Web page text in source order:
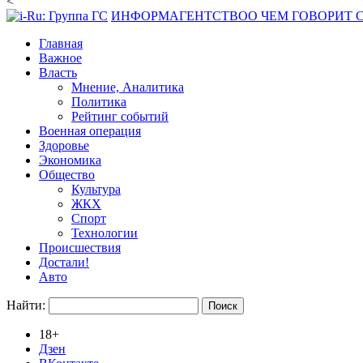
ИНФОРМАГЕНТСТВОО ЧЕМ ГОВОРИТ
Главная
Важное
Власть
Мнение, Аналитика
Политика
Рейтинг событий
Военная операция
Здоровье
Экономика
Общество
Культура
ЖКХ
Спорт
Технологии
Происшествия
Достали!
Авто
Найти:
18+
Дзен